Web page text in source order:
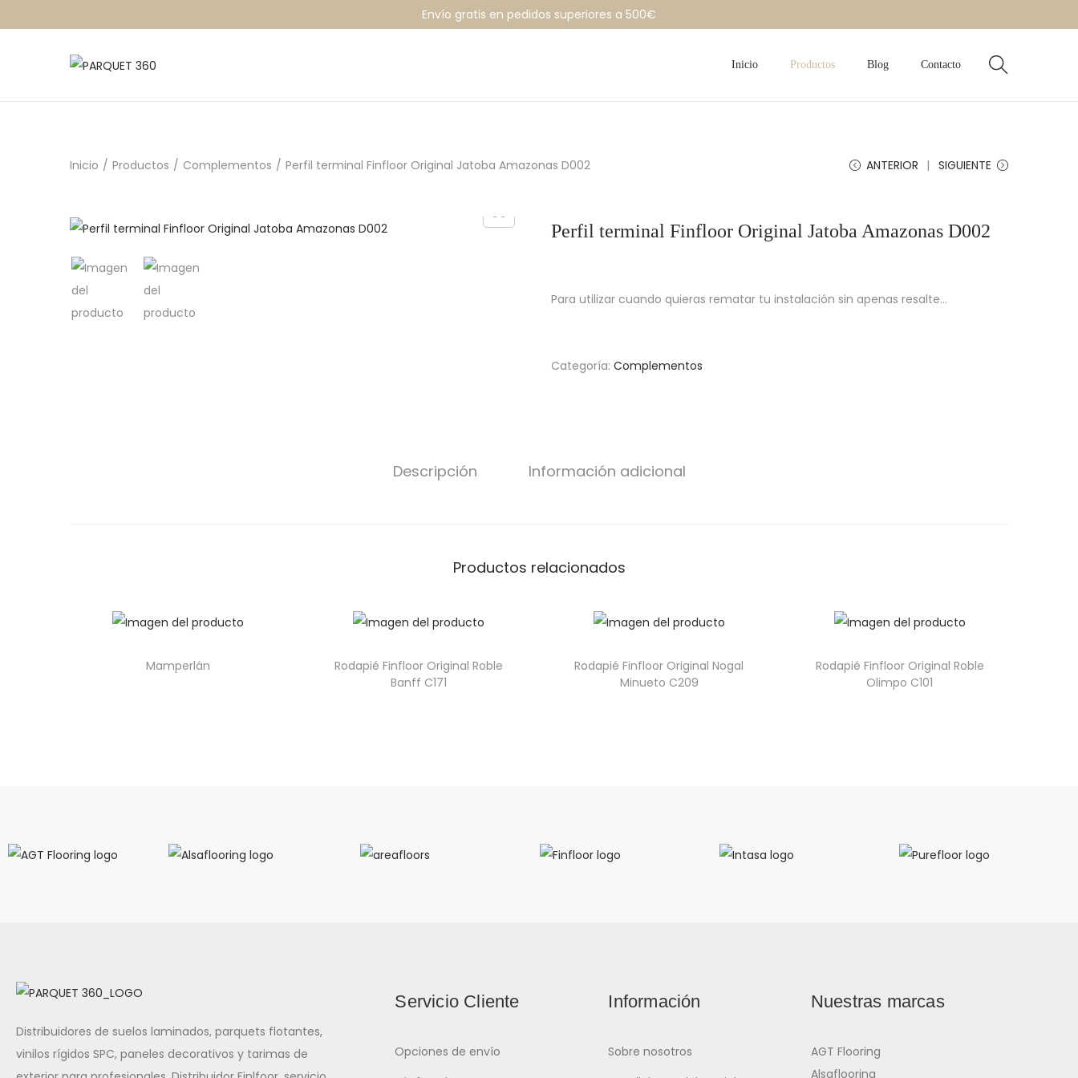
Envío gratis en pedidos superiores a 500€
Inicio Productos Blog Contacto
Inicio / Productos / Complementos / Perfil terminal Finfloor Original Jatoba Amazonas D002 ANTERIOR SIGUIENTE
Perfil terminal Finfloor Original Jatoba Amazonas D002
Para utilizar cuando quieras rematar tu instalación sin apenas resalte…
Categoría: Complementos
Descripción Información adicional
Productos relacionados
Mamperlán
Rodapié Finfloor Original Roble
Banff C171
Rodapié Finfloor Original Nogal
Minueto C209
Rodapié Finfloor Original Roble
Olimpo C101
Distribuidores de suelos laminados, parquets flotantes,
vinilos rígidos SPC, paneles decorativos y tarimas de
Servicio Cliente
Opciones de envío
Información
Sobre nosotros
Nuestras marcas
AGT Flooring
Alsaflooring